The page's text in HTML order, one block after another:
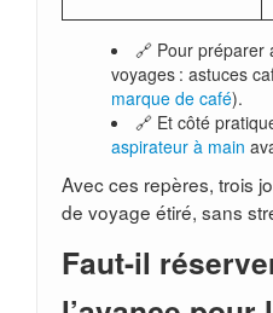
🔗 Pour préparer
voyages : astuces
marque de café).
🔗 Et côté
aspirateur à main
Avec ces repères, trois
de voyage étiré, sans
Faut-il